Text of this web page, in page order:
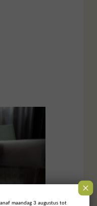
maandag 3 augustus tot